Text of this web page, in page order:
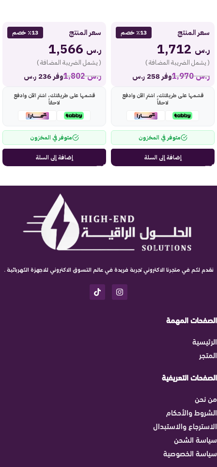
سعر المنتج ٪13 خصم
ر.س
( يشمل الضريبة المضافة )
ر.س1,970 وفر 258 ر.س
قسّمها على طريقتك، اشترِ الآن وادفع
لاحقاً
متوفر في المخزون
إضافة إلى السلة
سعر المنتج ٪13 خصم
ر.س
( يشمل الضريبة المضافة )
ر.س1,802 وفر 236 ر.س
قسّمها على طريقتك، اشترِ الآن وادفع
لاحقاً
متوفر في المخزون
إضافة إلى السلة
نقدم لكم في متجرنا الاكتروني تجربة فريدة في عالم التسوق الاكتروني للاجهزة الكهربائية .
الصفحات المهمة
الرئيسية
المتجر
الصفحات التعريفية
من نحن
الشروط والأحكام
الاسترجاع والاستبدال
سياسة الشحن
سياسة الخصوصية